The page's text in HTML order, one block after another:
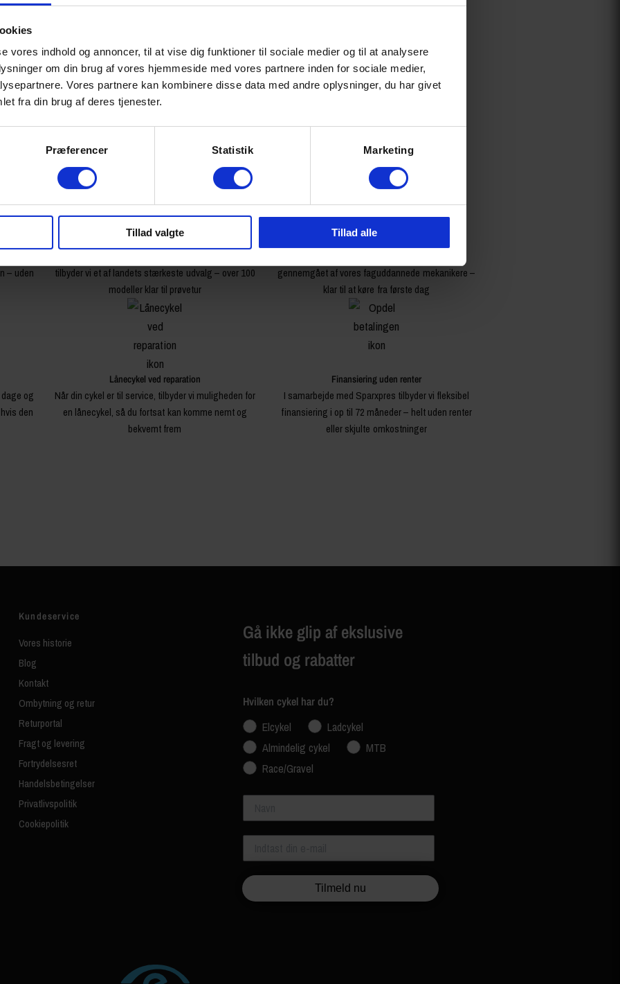
vores indhold og annoncer, til at vise dig funktioner til sociale medier og til at analysere
om din brug af vores hjemmeside med vores partnere inden for sociale medier,
Vores partnere kan kombinere disse data med andre oplysninger, du har givet
fra din brug af deres tjenester.
Præferencer Statistik Marketing
Tillad valgte Tillad alle
B7-51521
din
– uden
Ekspert i elcykler
tilbyder vi et af landets stærkeste udvalg – over 100
modeller klar til prøvetur
Leveres samlet & køreklar
gennemgået af vores faguddannede mekanikere –
klar til at køre fra første dag
og
den
Lånecykel ved reparation
Når din cykel er til service, tilbyder vi muligheden for
en lånecykel, så du fortsat kan komme nemt og
bekvemt frem
Finansiering uden renter
I samarbejde med Sparxpres tilbyder vi fleksibel
finansiering i op til 72 måneder – helt uden renter
eller skjulte omkostninger
Kundeservice
Vores historie
Blog
Kontakt
Ombytning og retur
Returportal
Fragt og levering
Fortrydelsesret
Handelsbetingelser
Privatlivspolitik
Cookiepolitik
Gå ikke glip af ekslusive
tilbud og rabatter
Hvilken cykel har du?
Elcykel
Ladcykel
Almindelig cykel
MTB
Race/Gravel
Tilmeld nu